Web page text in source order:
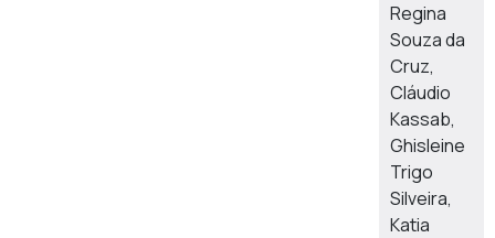
Regina
Souza da
Cruz,
Cláudio
Kassab,
Ghisleine
Trigo
Silveira,
Katia